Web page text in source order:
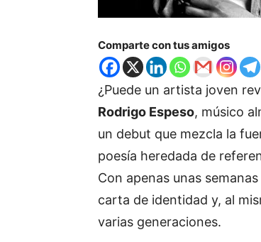
Comparte con tus amigos
¿Puede un artista joven
Rodrigo Espeso, músico
un debut que mezcla la
poesía heredada de
Con apenas unas
carta de identidad y, al
varias generaciones.